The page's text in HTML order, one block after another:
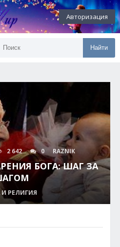
Авторизация
Найти
2 642 0 RAZNIK
БОГА: ШАГ ЗА
И РЕЛИГИЯ